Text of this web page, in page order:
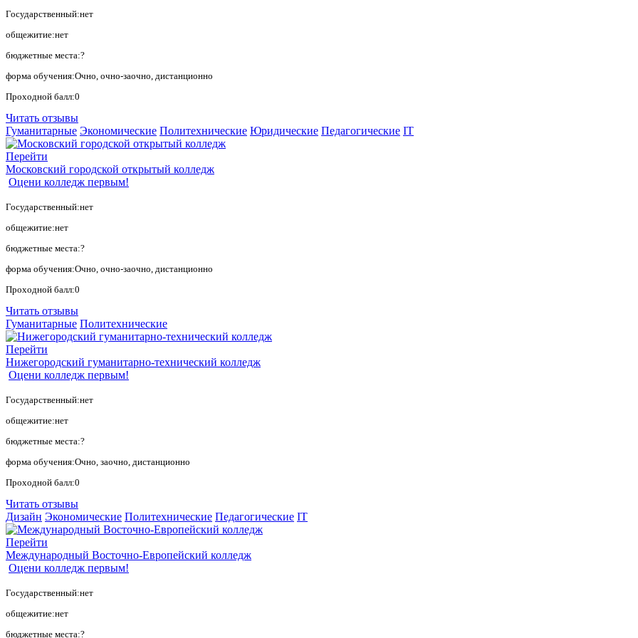
Государственный:нет
общежитие:нет
бюджетные места:?
форма обучения:Очно, очно-заочно, дистанционно
Проходной балл:0
Читать отзывы
Гуманитарные Экономические Политехнические Юридические Педагогические IT
Перейти
Московский городской открытый колледж
Оцени колледж первым!
Государственный:нет
общежитие:нет
бюджетные места:?
форма обучения:Очно, очно-заочно, дистанционно
Проходной балл:0
Читать отзывы
Гуманитарные Политехнические
Перейти
Нижегородский гуманитарно-технический колледж
Оцени колледж первым!
Государственный:нет
общежитие:нет
бюджетные места:?
форма обучения:Очно, заочно, дистанционно
Проходной балл:0
Читать отзывы
Дизайн Экономические Политехнические Педагогические IT
Перейти
Международный Восточно-Европейский колледж
Оцени колледж первым!
Государственный:нет
общежитие:нет
бюджетные места:?